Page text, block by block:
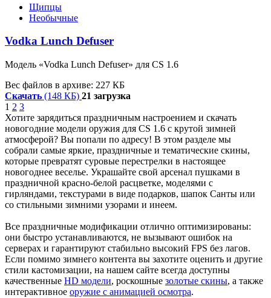
Щипцы
Необычные
Vodka Lunch Defuser
Модель «Vodka Lunch Defuser» для CS 1.6
Вес файлов в архиве: 227 КБ
Скачать (148 КБ) 21 загрузка
1 2 3
Хотите зарядиться праздничным настроением и скачать
новогодние модели оружия для CS 1.6 с крутой зимней
атмосферой? Вы попали по адресу! В этом разделе мы
собрали самые яркие, праздничные и тематические скины,
которые превратят суровые перестрелки в настоящее
новогоднее веселье. Украшайте свой арсенал пушками в
праздничной красно-белой расцветке, моделями с
гирляндами, текстурами в виде подарков, шапок Санты или
со стильными зимними узорами и инеем.
Все праздничные модификации отлично оптимизированы:
они быстро устанавливаются, не вызывают ошибок на
серверах и гарантируют стабильно высокий FPS без лагов.
Если помимо зимнего контента вы захотите оценить и другие
стили кастомизации, на нашем сайте всегда доступны
качественные HD модели, роскошные золотые скины, а также
интерактивное оружие с анимацией осмотра.